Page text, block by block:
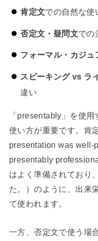
肯定文での自然な使
否定文・疑問文での
フォーマル・カジュ
スピーキング vs ラ
違い
「presentably」を使
使い方が重要です。肯
presentation was well-
presentably
はよく準備されており
た。）のように、出来
て使われます。
一方、否定文で使う場